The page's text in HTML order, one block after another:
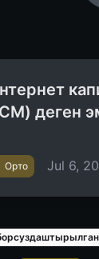
деген
Орто Jul 6,